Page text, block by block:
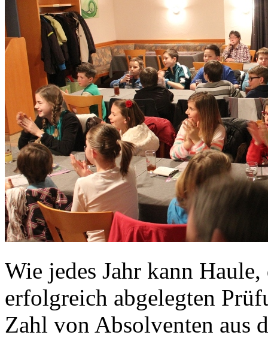
Wie jedes Jahr kann
erfolgreich abgelegten
Zahl von Absolventen aus